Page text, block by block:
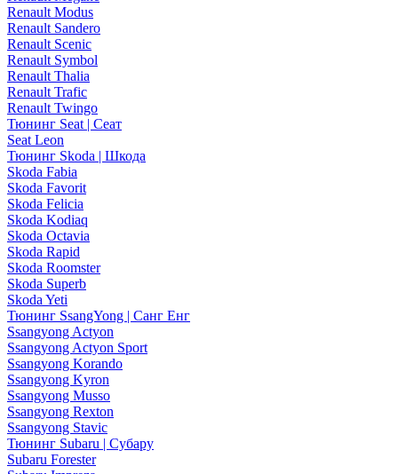
Renault Modus
Renault Sandero
Renault Scenic
Renault Symbol
Renault Thalia
Renault Trafic
Renault Twingo
Тюнинг Seat | Сеат
Seat Leon
Тюнинг Skoda | Шкода
Skoda Fabia
Skoda Favorit
Skoda Felicia
Skoda Kodiaq
Skoda Octavia
Skoda Rapid
Skoda Roomster
Skoda Superb
Skoda Yeti
Тюнинг SsangYong | Санг Енг
Ssangyong Actyon
Ssangyong Actyon Sport
Ssangyong Korando
Ssangyong Kyron
Ssangyong Musso
Ssangyong Rexton
Ssangyong Stavic
Тюнинг Subaru | Субару
Subaru Forester